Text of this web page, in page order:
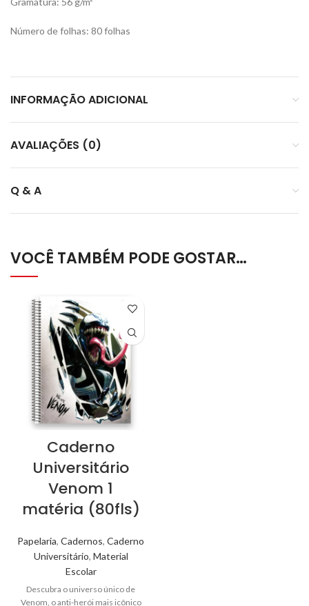
Número de folhas: 80 folhas
INFORMAÇÃO ADICIONAL
AVALIAÇÕES (0)
Q & A
VOCÊ TAMBÉM PODE GOSTAR…
Caderno
Universitário
Venom 1
matéria (80fls)
Papelaria, Cadernos, Caderno
Universitário, Material
Escolar
Descubra o universo único de
Venom, o anti-herói mais icônico